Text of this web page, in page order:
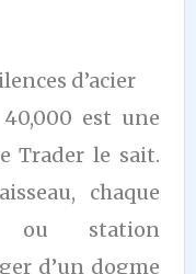
d’acier
40,000 est une
Trader le sait.
chaque
ou station
d’un dogme